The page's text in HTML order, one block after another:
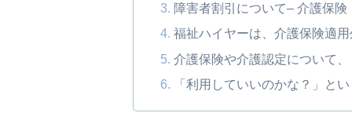
障害者割引について– 介護保
福祉ハイヤーは、介護保険適
介護保険や介護認定について
「利用していいのかな？」と